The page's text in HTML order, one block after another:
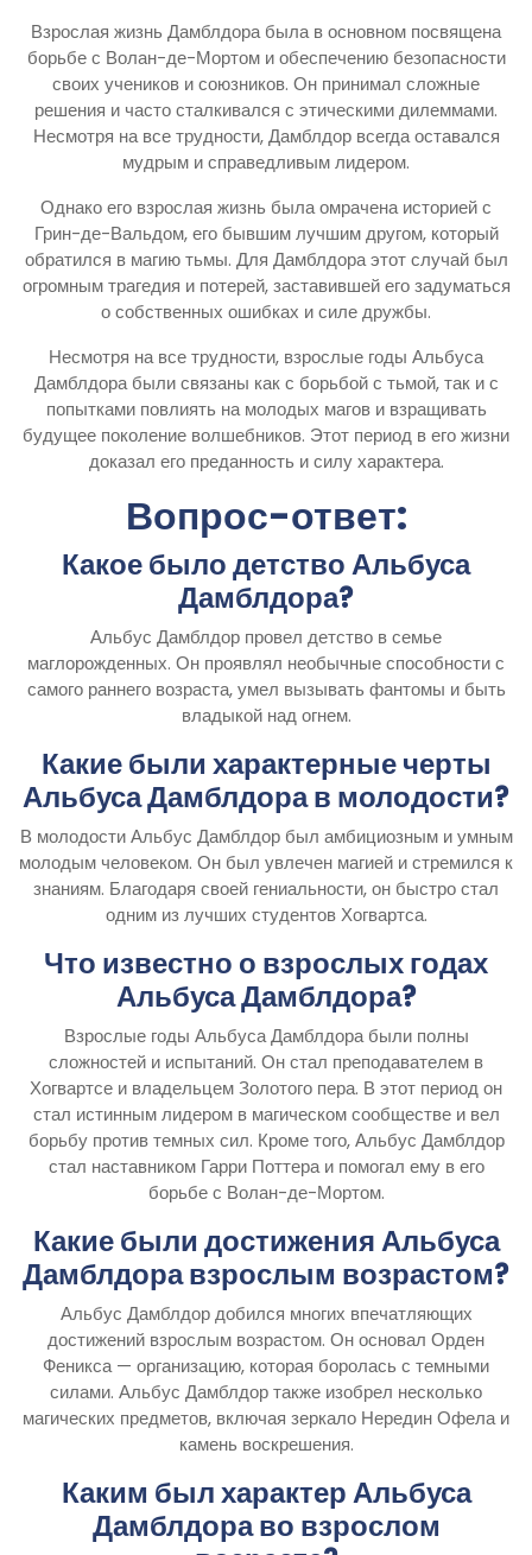
Взрослая жизнь Дамблдора была в основном посвящена
борьбе с Волан-де-Мортом и обеспечению безопасности
своих учеников и союзников. Он принимал сложные
решения и часто сталкивался с этическими дилеммами.
Несмотря на все трудности, Дамблдор всегда оставался
мудрым и справедливым лидером.
Однако его взрослая жизнь была омрачена историей с
Грин-де-Вальдом, его бывшим лучшим другом, который
обратился в магию тьмы. Для Дамблдора этот случай был
огромным трагедия и потерей, заставившей его задуматься
о собственных ошибках и силе дружбы.
Несмотря на все трудности, взрослые годы Альбуса
Дамблдора были связаны как с борьбой с тьмой, так и с
попытками повлиять на молодых магов и взращивать
будущее поколение волшебников. Этот период в его жизни
доказал его преданность и силу характера.
Вопрос-ответ:
Какое было детство Альбуса
Дамблдора?
Альбус Дамблдор провел детство в семье
маглорожденных. Он проявлял необычные способности с
самого раннего возраста, умел вызывать фантомы и быть
владыкой над огнем.
Какие были характерные черты
Альбуса Дамблдора в молодости?
В молодости Альбус Дамблдор был амбициозным и умным
молодым человеком. Он был увлечен магией и стремился к
знаниям. Благодаря своей гениальности, он быстро стал
одним из лучших студентов Хогвартса.
Что известно о взрослых годах
Альбуса Дамблдора?
Взрослые годы Альбуса Дамблдора были полны
сложностей и испытаний. Он стал преподавателем в
Хогвартсе и владельцем Золотого пера. В этот период он
стал истинным лидером в магическом сообществе и вел
борьбу против темных сил. Кроме того, Альбус Дамблдор
стал наставником Гарри Поттера и помогал ему в его
борьбе с Волан-де-Мортом.
Какие были достижения Альбуса
Дамблдора взрослым возрастом?
Альбус Дамблдор добился многих впечатляющих
достижений взрослым возрастом. Он основал Орден
Феникса — организацию, которая боролась с темными
силами. Альбус Дамблдор также изобрел несколько
магических предметов, включая зеркало Нередин Офела и
камень воскрешения.
Каким был характер Альбуса
Дамблдора во взрослом